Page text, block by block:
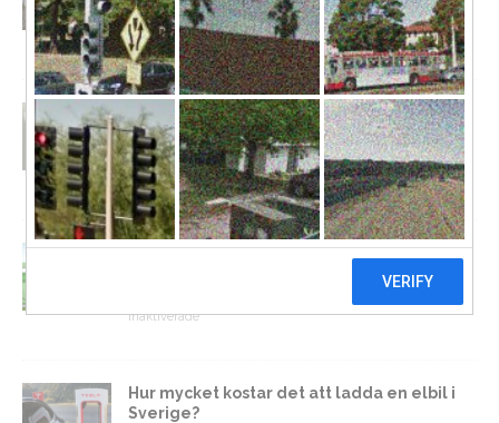
juni 20, 2026 Adam Kommentarer inaktiverade
Nyhetsbrev för energiföretag – så skapar
du utskick som faktiskt blir lästa
april 24, 2026 Adam Kommentarer inaktiverade
Lättare last eller längre hållbarhet – Vad
inaktiverade
Hur mycket kostar det att ladda en elbil i
Sverige?